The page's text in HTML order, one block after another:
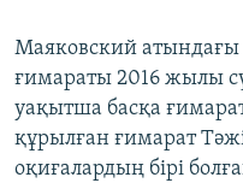
Маяковский
ғимараты 2016 жылы
уақытша басқа
құрылған ғимарат
оқиғалардың бірі